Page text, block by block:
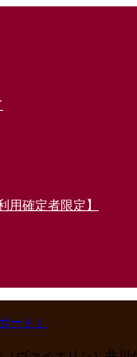
用確定者限定】
ート）